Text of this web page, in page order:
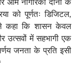
आम नागरिकों दोनों के
को पूर्णतः डिजिटल,
कहा कि शासन केवल
उत्सवों में सहभागी एक
जनता के प्रति इसी